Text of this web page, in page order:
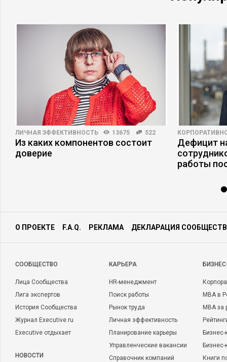
продукции (товаров, услуг). анированию,
сбыту, продаже; контролирует их работу
Описание деятельности компании:
ЦП «Эко-Продукция» 14 лет на рынке услуг. С
2000 года компания занимаемся
производством и поставкой всех видов
плодородного грунта (торфа, торфо-
песчаной и торфо-земельной смесей,
чернозема, грунта на основе пойменной
земли и других), поставкой семян газонных
трав и посадочного материала (лиственных
деревьев и кустарников, хвойных деревьев
и кустарников, многолетних цветов) на
нужды озеленения и благоустройства
территорий.
ЛИЧНАЯ ЭФФЕКТИВНОСТЬ 13675 522
Из каких компонентов состоит
доверие
Дефицит
работы
О ПРОЕКТЕ F.A.Q. РЕКЛАМА ДЕКЛАРАЦИЯ
CООБЩЕСТВО
Лица Сообщества
Лига экспертов
История Сообщества
Журнал Executive.ru
Executive отдыхает
НОВОСТИ
КАРЬЕРА
HR-менеджмент
Поиск работы
Рынок труда
Личная эффективность
Планирование карьеры
Управленческие вакансии
Справочник компаний
MBA в
MBA
Бизнес-
Книги